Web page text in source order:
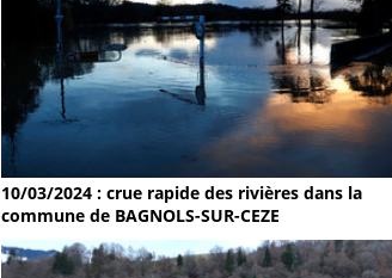
10/03/2024 : crue rapide des rivières dans la
commune de BAGNOLS-SUR-CEZE